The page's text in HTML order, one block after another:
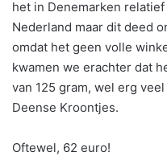
het in Denemarken
Nederland maar dit deed
omdat het geen volle
kwamen we erachter dat
van 125 gram, wel erg
Deense Kroontjes.
Oftewel, 62 euro!